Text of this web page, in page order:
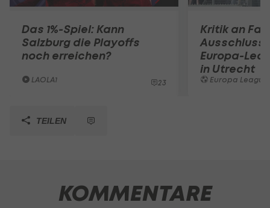
Das 1%-Spiel: Kann
Salzburg die Playoffs
noch erreichen?
LAOLA1 23
Kritik an
Ausschluss
Europa-
in Utrecht
Europa League
TEILEN
KOMMENTARE